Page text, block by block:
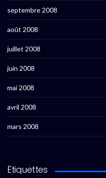
septembre 2008
août 2008
juillet 2008
juin 2008
mai 2008
avril 2008
mars 2008
Étiquettes